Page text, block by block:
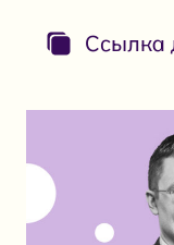
Ссылка